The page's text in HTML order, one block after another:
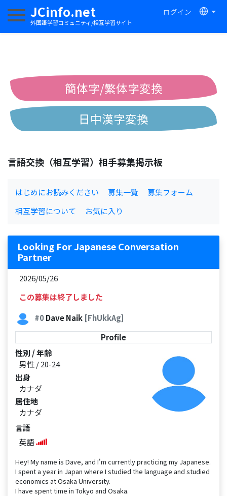
JCinfo.net
外国語学習コミュニティ/相互学習サイト
ログイン
ナビゲーションを切り替える
簡体字/繁体字変換
日中漢字変換
言語交換（相互学習）相手募集掲示板
はじめにお読みください 募集一覧
募集フォーム
相互学習について
お気に入り
Looking For Japanese Conversation
Partner
2026/05/26
この募集は終了しました
#0Dave Naik [FhUkkAg]
Profile
性別 / 年齢
男性 / 20-24
出身
カナダ
居住地
カナダ
言語
英語
Hey! My name is Dave, and I'm currently practicing my Japanese.
I spent a year in Japan where I studied the language and studied
economics at Osaka University.
I have spent time in Tokyo and Osaka.